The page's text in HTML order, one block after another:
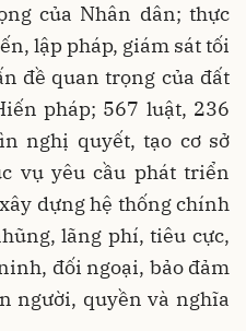
của Nhân dân; thực
lập pháp, giám sát tối
đề quan trọng của đất
pháp; 567 luật, 236
nghị quyết, tạo cơ sở
vụ yêu cầu phát triển
dựng hệ thống chính
lãng phí, tiêu cực,
đối ngoại, bảo đảm
người, quyền và nghĩa